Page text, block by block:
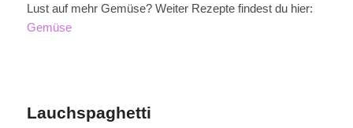
Lust auf mehr Gemüse? Weiter Rezepte findest du hier:
Gemüse
Lauchspaghetti